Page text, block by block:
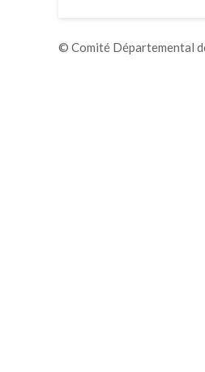
© Comité Départemental